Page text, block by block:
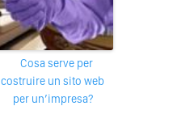
Cosa serve per
costruire un sito web
per un’impresa?